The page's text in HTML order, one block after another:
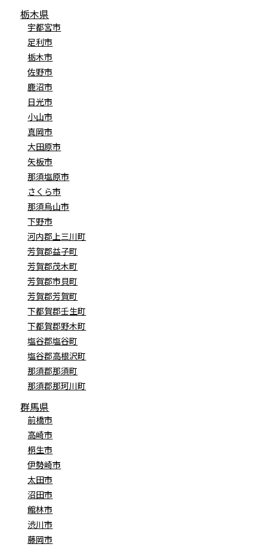
栃木県
宇都宮市
足利市
栃木市
佐野市
鹿沼市
日光市
小山市
真岡市
大田原市
矢板市
那須塩原市
さくら市
那須烏山市
下野市
河内郡上三川町
芳賀郡益子町
芳賀郡茂木町
芳賀郡市貝町
芳賀郡芳賀町
下都賀郡壬生町
下都賀郡野木町
塩谷郡塩谷町
塩谷郡高根沢町
那須郡那須町
那須郡那珂川町
群馬県
前橋市
高崎市
桐生市
伊勢崎市
太田市
沼田市
館林市
渋川市
藤岡市